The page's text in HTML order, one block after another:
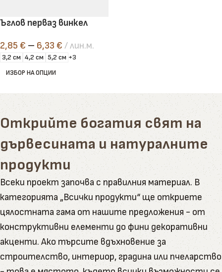
Ъглов перваз винкел
2,85 € – 6,33 € лин.м.
3,2 см 4,2 см 5,2 см +3
ИЗБОР НА ОПЦИИ
Открийте богатия свят на
дървесината и натуралните
продукти
Всеки проект започва с правилния материал. В
категорията „Всички продукти“ ще откриете
цялостната гама от нашите предложения - от
конструктивни елементи до фини декоративни
акценти. Ако търсите вдъхновение за
строителство, интериор, градина или пчеларство